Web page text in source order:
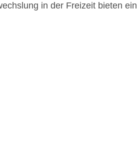
in der Freizeit bieten ein